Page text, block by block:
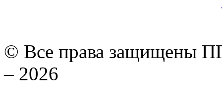
© Все права защищены
– 2026